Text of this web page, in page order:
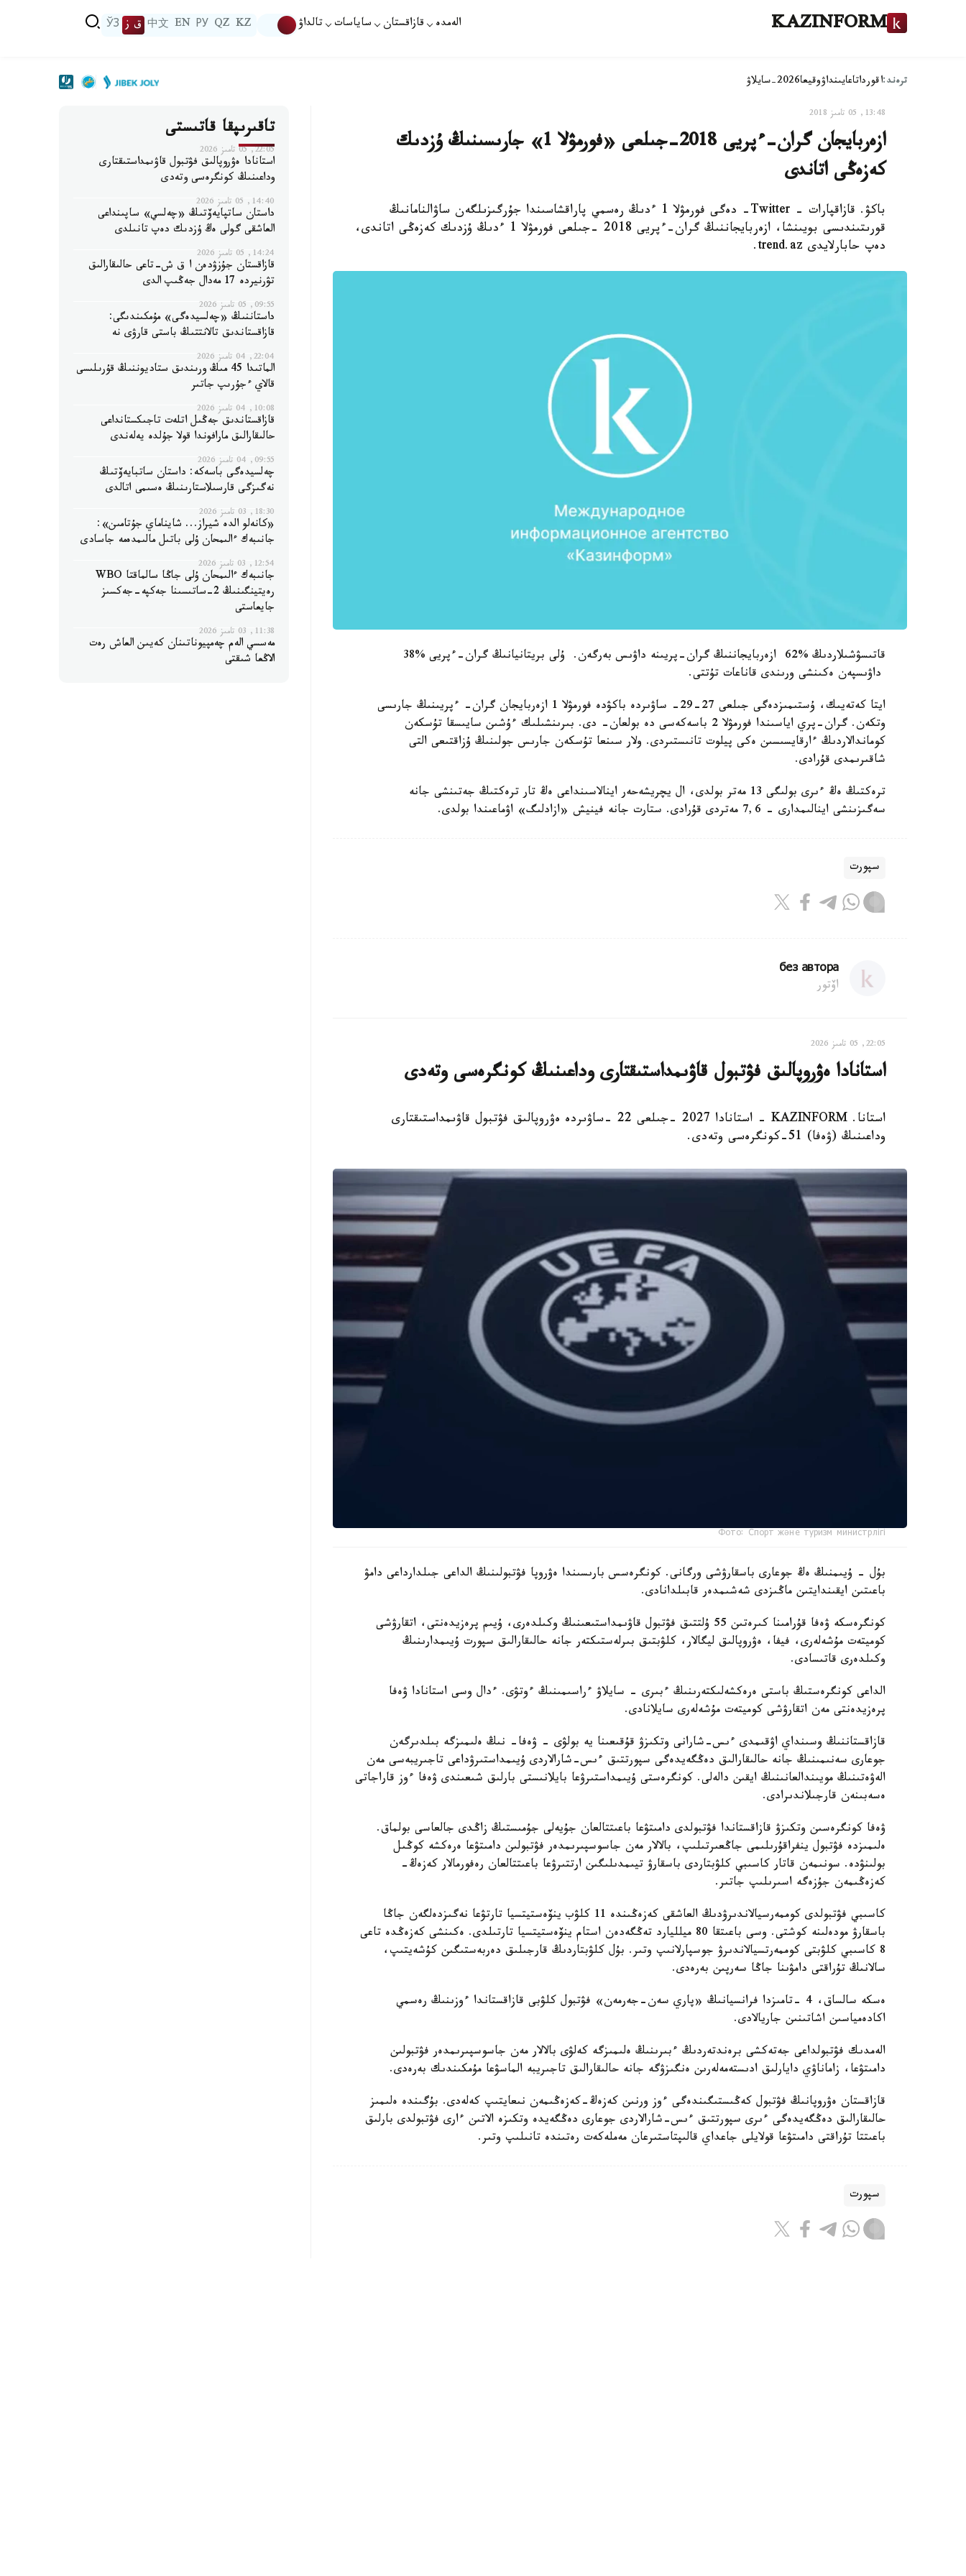
KAZINFORM الەمدە قازاقستان ساياسات تالداۋ KZ
QZ
РУ
EN
中文 ق ز ЎЗ
ترەند:اقورداتاعايىنداۋوقيعا2026-سايلاۋ
13:48, 05 تامىز 2018
ازەربايجان گران-ءپريى 2018-جىلعى «فورمۋلا 1» جارىسىنىڭ ۇزدىك
كەزەڭى اتاندى
باكۋ. قازاقپارات - Twitter- دەگى فورمۋلا 1 ءدىڭ رەسمي پاراقشاسىندا جۇرگىزىلگەن ساۋالنامانىڭ
قورىتىندىسى بويىنشا، ازەربايجاننىڭ گران-ءپريى 2018 -جىلعى فورمۋلا 1 ءدىڭ ۇزدىك كەزەڭى اتاندى،
دەپ حابارلايدى trend.az.
قاتىسۋشىلاردىڭ %62 ازەربايجاننىڭ گران-پريىنە داۋىس بەرگەن. ۇلى بريتانيانىڭ گران-ءپريى %38
داۋىسپەن ەكىنشى ورىندى قاناعات تۇتتى.
ايتا كەتەيىك، ۇستىمىزدەگى جىلعى 27-29- ساۋىردە باكۋدە فورمۋلا 1 ازەربايجان گران- ءپريىنىڭ جارىسى
وتكەن. گران-پري اياسىندا فورمۋلا 2 باسەكەسى دە بولعان- دى. بىرىنشىلىك ءۇشىن سايىسقا تۇسكەن
كوماندالاردىڭ ءارقايسىسىن ەكى پيلوت تانىستىردى. ولار سىنعا تۇسكەن جارىس جولىنىڭ ۇزاقتىعى التى
شاقىرىمدى قۇرادى.
ترەكتىڭ ەڭ ءىرى بولىگى 13 مەتر بولدى، ال يچريشەحەر اينالاسىنداعى ەڭ تار ترەكتىڭ جەتىنشى جانە
سەگىزىنشى اينالىمدارى - 7,6 مەتردى قۇرادى. ستارت جانە فينيش «ازادلىگ» اۋماعىندا بولدى.
سپورت
без автора
اۆتور
22:05, 05 تامىز 2026
استانادا ەۋروپالىق فۋتبول قاۋىمداستىقتارى وداعىنىڭ كونگرەسى وتەدى
استانا. KAZINFORM - استانادا 2027 -جىلعى 22 -ساۋىردە ەۋروپالىق فۋتبول قاۋىمداستىقتارى
وداعىنىڭ (ۋەفا) 51-كونگرەسى وتەدى.
Фото: Спорт және туризм министрлігі
بۇل - ۇيىمنىڭ ەڭ جوعارى باسقارۋشى ورگانى. كونگرەسس بارىسىندا ەۋروپا فۋتبولىنىڭ الداعى جىلدارداعى دامۋ
باعىتىن ايقىندايتىن ماڭىزدى شەشىمدەر قابىلدانادى.
كونگرەسكە ۋەفا قۇرامىنا كىرەتىن 55 ۇلتتىق فۋتبول قاۋىمداستىعىنىڭ وكىلدەرى، ۇيىم پرەزيدەنتى، اتقارۋشى
كوميتەت مۇشەلەرى، فيفا، ەۋروپالىق ليگالار، كلۋبتىق بىرلەستىكتەر جانە حالىقارالىق سپورت ۇيىمدارىنىڭ
وكىلدەرى قاتىسادى.
الداعى كونگرەستىڭ باستى ەرەكشەلىكتەرىنىڭ ءبىرى - سايلاۋ ءراسىمىنىڭ ءوتۋى. ءدال وسى استانادا ۋەفا
پرەزيدەنتى مەن اتقارۋشى كوميتەت مۇشەلەرى سايلانادى.
قازاقستاننىڭ وسىنداي اۋقىمدى ءىس-شارانى وتكىزۋ قۇقىعىنا يە بولۋى - ۋەفا- نىڭ ەلىمىزگە بىلدىرگەن
جوعارى سەنىمىنىڭ جانە حالىقارالىق دەڭگەيدەگى سپورتتىق ءىس-شارالاردى ۇيىمداستىرۋداعى تاجىريبەسى مەن
الەۋەتىنىڭ مويىندالعانىنىڭ ايقىن دالەلى. كونگرەستى ۇيىمداستىرۋعا بايلانىستى بارلىق شىعىندى ۋەفا ءوز قاراجاتى
ەسەبىنەن قارجىلاندىرادى.
ۋەفا كونگرەسىن وتكىزۋ قازاقستاندا فۋتبولدى دامىتۋعا باعىتتالعان جۇيەلى جۇمىستىڭ زاڭدى جالعاسى بولماق.
ەلىمىزدە فۋتبول ينفراقۇرىلىمى جاڭعىرتىلىپ، بالالار مەن جاسوسپىرىمدەر فۋتبولىن دامىتۋعا ەرەكشە كوڭىل
بولىنۋدە. سونىمەن قاتار كاسىبي كلۋبتاردى باسقارۋ تيىمدىلىگىن ارتتىرۋعا باعىتتالعان رەفورمالار كەزەڭ-
كەزەڭىمەن جۇزەگە اسىرىلىپ جاتىر.
كاسىبي فۋتبولدى كوممەرسيالاندىرۋدىڭ العاشقى كەزەڭىندە 11 كلۋب ينۆەستيتسيا تارتۋعا نەگىزدەلگەن جاڭا
باسقارۋ مودەلىنە كوشتى. وسى باعىتقا 80 ميلليارد تەڭگەدەن استام ينۆەستيتسيا تارتىلدى. ەكىنشى كەزەڭدە تاعى
8 كاسىبي كلۋبتى كوممەرتسيالاندىرۋ جوسپارلانىپ وتىر. بۇل كلۋبتاردىڭ قارجىلىق دەربەستىگىن كۇشەيتىپ،
سالانىڭ تۇراقتى دامۋىنا جاڭا سەرپىن بەرەدى.
ەسكە سالساق، 4 -تامىزدا فرانسيانىڭ «پاري سەن-جەرمەن» فۋتبول كلۋبى قازاقستاندا ءوزىنىڭ رەسمي
اكادەمياسىن اشاتىنىن جاريالادى.
الەمدىك فۋتبولداعى جەتەكشى برەندتەردىڭ ءبىرىنىڭ ەلىمىزگە كەلۋى بالالار مەن جاسوسپىرىمدەر فۋتبولىن
دامىتۋعا، زاماناۋي دايارلىق ادىستەمەلەرىن ەنگىزۋگە جانە حالىقارالىق تاجىريبە الماسۋعا مۇمكىندىك بەرەدى.
قازاقستان ەۋروپانىڭ فۋتبول كەڭىستىگىندەگى ءوز ورنىن كەزەڭ-كەزەڭىمەن نىعايتىپ كەلەدى. بۇگىندە ەلىمىز
حالىقارالىق دەڭگەيدەگى ءىرى سپورتتىق ءىس-شارالاردى جوعارى دەڭگەيدە وتكىزە الاتىن ءارى فۋتبولدى بارلىق
باعىتتا تۇراقتى دامىتۋعا قولايلى جاعداي قالىپتاستىرعان مەملەكەت رەتىندە تانىلىپ وتىر.
سپورت
تاقىرىپقا قاتىستى
22:05, 05 تامىز 2026
استانادا ەۋروپالىق فۋتبول قاۋىمداستىقتارى
وداعىنىڭ كونگرەسى وتەدى
14:40, 05 تامىز 2026
داستان ساتپايەۆتىڭ «چەلسي» ساپىنداعى
العاشقى گولى ەڭ ۇزدىك دەپ تانىلدى
14:24, 05 تامىز 2026
قازاقستان جۇزۋدەن ا ق ش-تاعى حالىقارالىق
تۋرنيردە 17 مەدال جەڭىپ الدى
09:55, 05 تامىز 2026
داستاننىڭ «چەلسيدەگى» مۇمكىندىگى:
قازاقستاندىق تالانتتىڭ باستى قارۋى نە
22:04, 04 تامىز 2026
الماتىدا 45 مىڭ ورىندىق ستاديوننىڭ قۇرىلىسى
قالاي ءجۇرىپ جاتىر
10:08, 04 تامىز 2026
قازاقستاندىق جەڭىل اتلەت تاجىكستانداعى
حالىقارالىق مارافوندا قولا جۇلدە يەلەندى
09:55, 04 تامىز 2026
چەلسيدەگى باسەكە: داستان ساتبايەۆتىڭ
نەگىزگى قارسىلاستارىنىڭ ەسىمى اتالدى
18:30, 03 تامىز 2026
«كانەلو الدە شيراز... شايناماي جۇتامىن»:
جانىبەك ءالىمحان ۇلى باتىل مالىمدەمە جاسادى
12:54, 03 تامىز 2026
جانىبەك ءالىمحان ۇلى جاڭا سالماقتا WBO
رەيتينگىنىڭ 2-ساتىسىنا جەكپە-جەكسىز
جايعاستى
11:38, 03 تامىز 2026
مەسسي الەم چەمپيوناتىنان كەيىن العاش رەت
الاڭعا شىقتى